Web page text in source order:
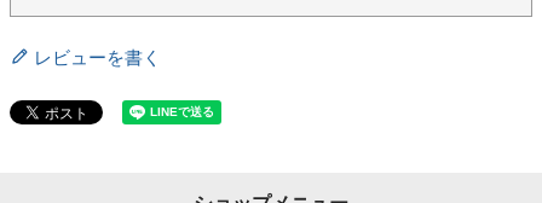
レビューを書く